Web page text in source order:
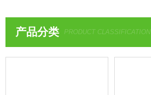
产品分类 PRODUCT CLASSIFICATION